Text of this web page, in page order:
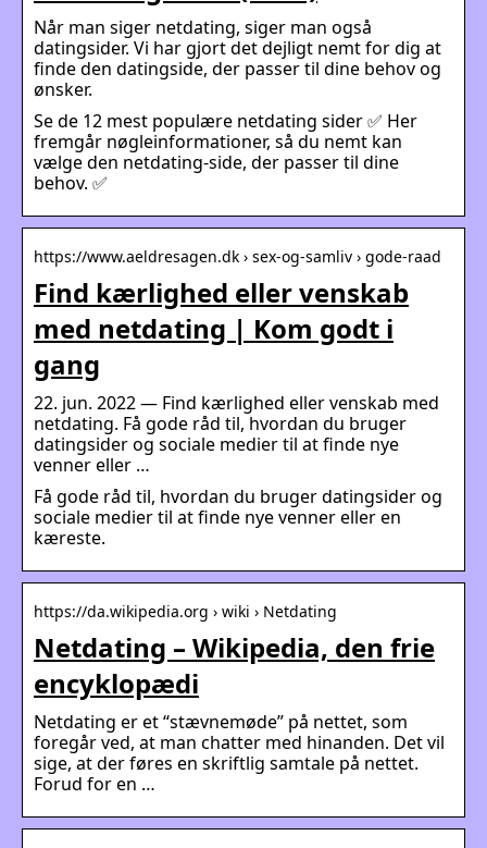
Når man siger netdating, siger man også
datingsider. Vi har gjort det dejligt nemt for dig at
finde den datingside, der passer til dine behov og
ønsker.
Se de 12 mest populære netdating sider ✅ Her
fremgår nøgleinformationer, så du nemt kan
vælge den netdating-side, der passer til dine
behov. ✅
https://www.aeldresagen.dk › sex-og-samliv › gode-raad
Find kærlighed eller venskab
med netdating | Kom godt i
gang
22. jun. 2022 — Find kærlighed eller venskab med
netdating. Få gode råd til, hvordan du bruger
datingsider og sociale medier til at finde nye
venner eller …
Få gode råd til, hvordan du bruger datingsider og
sociale medier til at finde nye venner eller en
kæreste.
https://da.wikipedia.org › wiki › Netdating
Netdating – Wikipedia, den frie
encyklopædi
Netdating er et “stævnemøde” på nettet, som
foregår ved, at man chatter med hinanden. Det vil
sige, at der føres en skriftlig samtale på nettet.
Forud for en …